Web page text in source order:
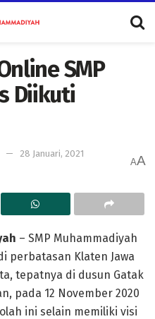
SMP
Diikuti
28 Januari, 2021
AA
– SMP Muhammadiyah
perbatasan Klaten Jawa
tepatnya di dusun Gatak
pada 12 November 2020
ini selain memiliki visi